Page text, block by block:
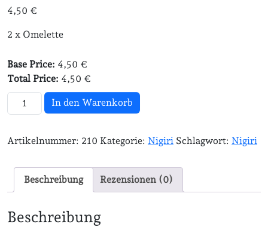
4,50 €
2 x Omelette
Base Price: 4,50 €
Total Price: 4,50 €
210. Tamago Nigiri Menge
In den Warenkorb
Artikelnummer: 210 Kategorie: Nigiri Schlagwort: Nigiri
Beschreibung Rezensionen (0)
Beschreibung